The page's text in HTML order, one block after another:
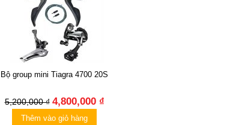
Bộ group mini Tiagra 4700 20S
5,200,000 ₫ 4,800,000 ₫
Thêm vào giỏ hàng